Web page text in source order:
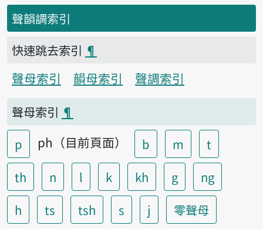
聲韻調索引
快速跳去索引 ¶
聲母索引
韻母索引
聲調索引
聲母索引 ¶
p
ph（目前頁面） b m
t
th
n l k kh g
ng
h
ts tsh s j
零聲母